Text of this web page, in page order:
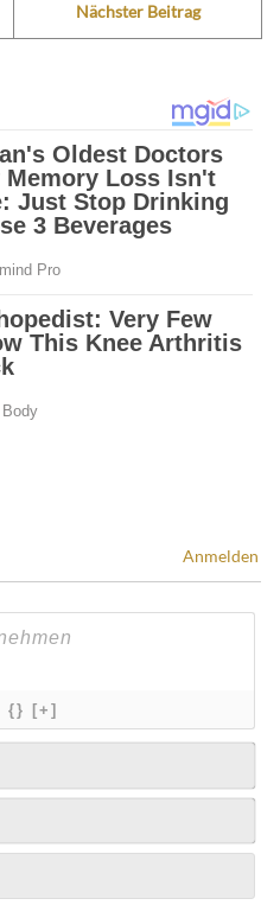
Nächster Beitrag
Anmelden
{} [+]